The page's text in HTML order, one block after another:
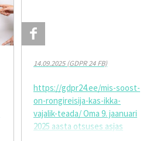
14.09.2025 (GDPR 24 FB)
https://gdpr24.ee/mis-soost-
on-rongireisija-kas-ikka-
vajalik-teada/ Oma 9. jaanuari
2025 aasta otsuses asjas